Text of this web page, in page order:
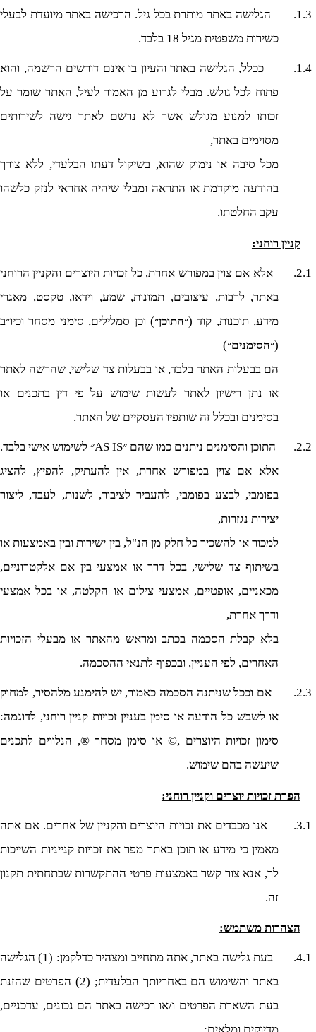
1.3. הגלישה באתר מותרתבכל גיל. הרכישה באתר מיועדת לבעלי
כשירות משפטית מגיל 18 בלבד.
1.4.
ככלל, הגלישה באתר והעיון בו אינם דורשים הרשמה, והוא
פתוח לכל גולש. מבלי לגרוע מן האמור לעיל, האתר שומר על
זכותו למנוע מגולש אשר לא נרשם לאתר גישה לשירותים
מסוימים באתר,
מכל סיבה או נימוק שהוא, בשיקול דעתו הבלעדי, ללא צורך
בהודעה מוקדמת או התראה ומבלי שיהיה אחראי לנזק כלשהו
עקב החלטתו.
קניין רוחני:
2.1.
אלא אם צוין במפורש אחרת, כל זכויות היוצרים והקניין הרוחני
באתר, לרבות, עיצובים, תמונות, שמע, וידאו, טקסט, מאגרי
מידע, תוכנות, קוד (״התוכן״) וכן סמלילים, סימני מסחר וכיו״ב
(״הסימנים״)
הם בבעלות האתר בלבד, או בבעלות צד שלישי, שהרשה לאתר
או נתן רישיון לאתר לעשות שימוש על פי דין בתכנים או
בסימנים ובכלל זה שותפיו העסקיים של האתר.
2.2. התוכן והסימנים ניתנים כמו שהם ״AS IS״ לשימוש אישי בלבד.
אלא אם צוין במפורש אחרת, אין להעתיק, להפיץ, להציג
בפומבי, לבצע בפומבי, להעביר לציבור, לשנות, לעבד, ליצור
יצירות נגזרות,
למכור או להשכיר כל חלק מן הנ"ל, בין ישירות ובין באמצעות או
בשיתוף צד שלישי, בכל דרך או אמצעי בין אם אלקטרוניים,
מכאניים, אופטיים, אמצעי צילום או הקלטה, או בכל אמצעי
ודרך אחרת,
בלא קבלת הסכמה בכתב ומראש מהאתר או מבעלי הזכויות
האחרים, לפי העניין, ובכפוף לתנאי ההסכמה.
2.3.
אם וככל שניתנה הסכמה כאמור, יש להימנע מלהסיר, למחוק
או לשבש כל הודעה או סימן בעניין זכויות קניין רוחני, לדוגמה:
סימון זכויות היוצרים ,© או סימן מסחר ®, הנלווים לתכנים
שיעשה בהם שימוש.
הפרת זכויות יוצרים וקניין רוחני:
3.1.
אנו מכבדים את זכויות היוצרים והקניין של אחרים. אם אתה
מאמין כי מידע או תוכן באתר מפר את זכויות קנייניות השייכות
לך, אנא צור קשר באמצעות פרטי ההתקשרות שבתחתית תקנון
זה.
הצהרות משתמש:
4.1.
בעת גלישה באתר, אתה מתחייב ומצהיר כדלקמן: (1) הגלישה
באתר והשימוש הם באחריותך הבלעדית; (2) הפרטים שהזנת
בעת השארת הפרטים ו/או רכישה באתר הם נכונים, עדכניים,